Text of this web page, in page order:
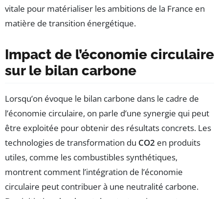
vitale pour matérialiser les ambitions de la France en
matière de transition énergétique.
Impact de l’économie circulaire
sur le bilan carbone
Lorsqu’on évoque le bilan carbone dans le cadre de
l’économie circulaire, on parle d’une synergie qui peut
être exploitée pour obtenir des résultats concrets. Les
technologies de transformation du CO2 en produits
utiles, comme les combustibles synthétiques,
montrent comment l’intégration de l’économie
circulaire peut contribuer à une neutralité carbone.